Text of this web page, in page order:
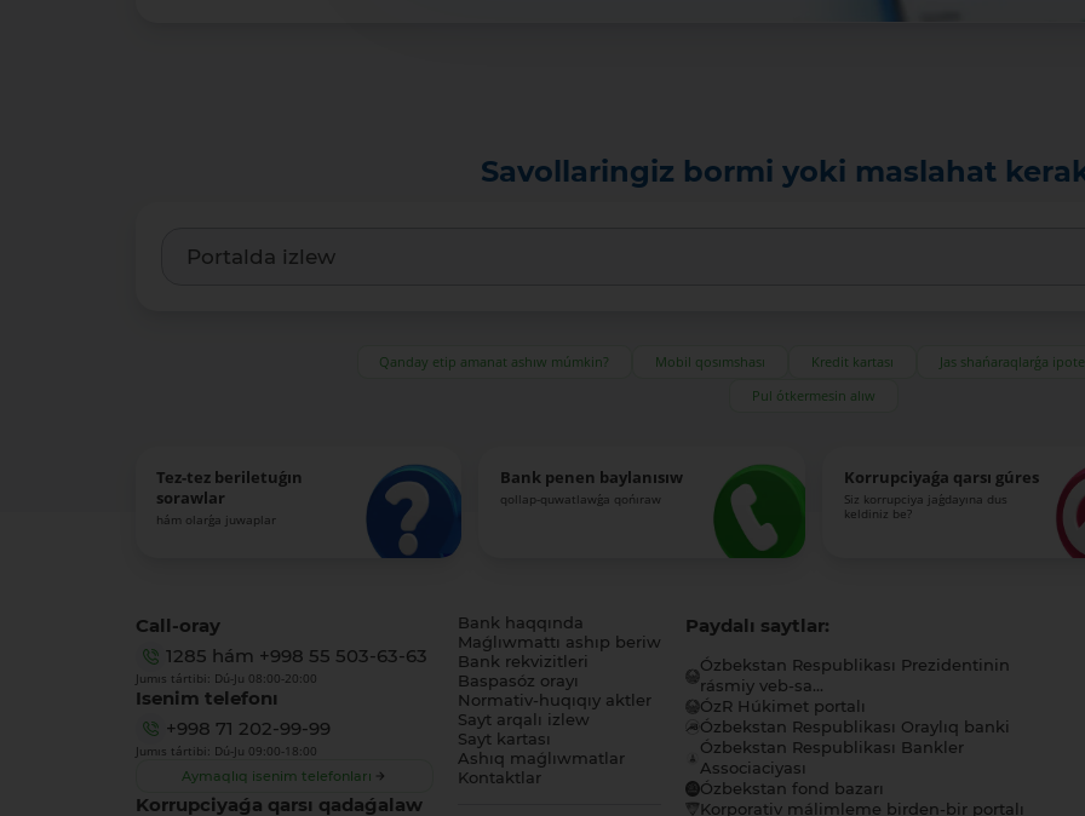
Savollaringiz bormi yoki maslahat
Qanday etip amanat ashıw múmkin? Mobil qosımshası Kredit kartası Jas shańaraqlarǵa
Pul ótkermesin alıw
Tez-tez beriletuǵın
sorawlar
hám olarǵa juwaplar
Bank penen baylanısıw
qollap-quwatlawǵa qońıraw
Korrupciyaǵa qarsı gúres
Siz korrupciya jaǵdayına dus
keldiniz be?
Call-oray
1285 hám +998 55 503-63-63
Jumıs tártibi: Dú-Ju 08:00-20:00
Isenim telefonı
+998 71 202-99-99
Jumıs tártibi: Dú-Ju 09:00-18:00
Aymaqlıq isenim telefonları
Korrupciyaǵa qarsı qadaǵalaw
Bank haqqında
Maǵlıwmattı ashıp beriw
Bank rekvizitleri
Baspasóz orayı
Normativ-huqıqıy aktler
Sayt arqalı izlew
Sayt kartası
Ashıq maǵlıwmatlar
Kontaktlar
Paydalı saytlar:
Ózbekstan Respublikası Prezidentinin
rásmiy veb-sa...
ÓzR Húkimet portalı
Ózbekstan Respublikası Oraylıq banki
Ózbekstan Respublikası Bankler
Associaciyası
Ózbekstan fond bazarı
Korporativ málimleme birden-bir portalı